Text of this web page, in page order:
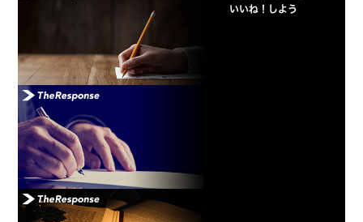
いいね！しよう